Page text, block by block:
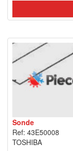
Sonde
Ref: 43E50008
TOSHIBA